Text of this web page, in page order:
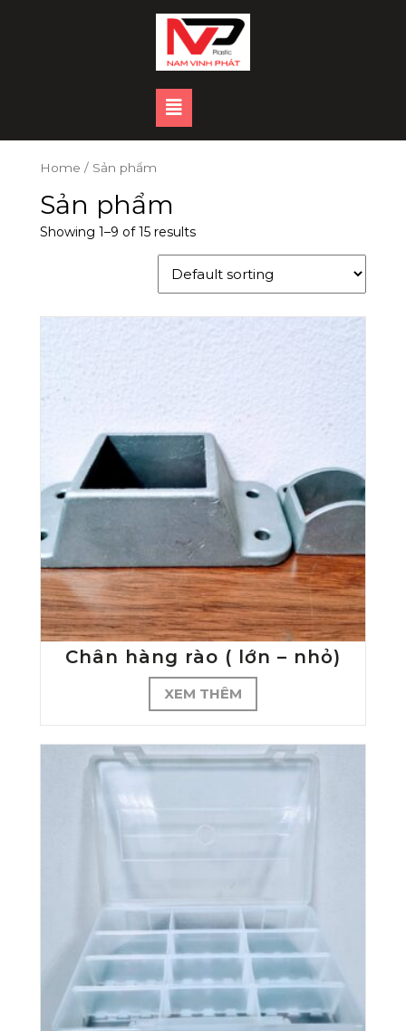
Button
Home / Sản phẩm
Sản phẩm
Showing 1–9 of 15 results
Chân hàng rào ( lớn – nhỏ)
XEM THÊM